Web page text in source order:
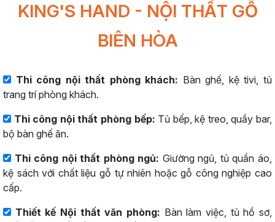
KING'S HAND - NỘI THẤT GỖ
BIÊN HÒA
Thi công nội thất phòng khách: Bàn ghế, kệ tivi, tủ
trang trí phòng khách.
Thi công nội thất phòng bếp: Tủ bếp, kệ treo, quầy bar,
bộ bàn ghế ăn.
Thi công nội thất phòng ngủ: Giường ngủ, tủ quần áo,
kệ sách với chất liệu gỗ tự nhiên hoặc gỗ công nghiệp cao
cấp.
Thiết kế Nội thất văn phòng: Bàn làm việc, tủ hồ sơ,